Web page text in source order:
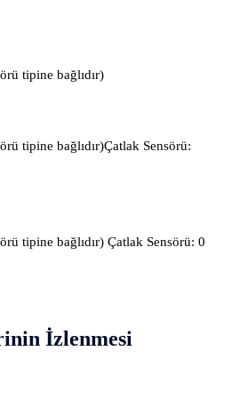
tipine bağlıdır)
tipine bağlıdır)Çatlak Sensörü:
tipine bağlıdır) Çatlak Sensörü: 0
İzlenmesi